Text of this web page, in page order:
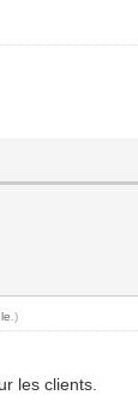
.)
les clients.